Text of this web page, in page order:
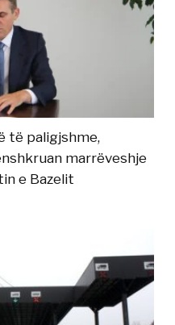
të paligjshme,
marrëveshje
e Bazelit